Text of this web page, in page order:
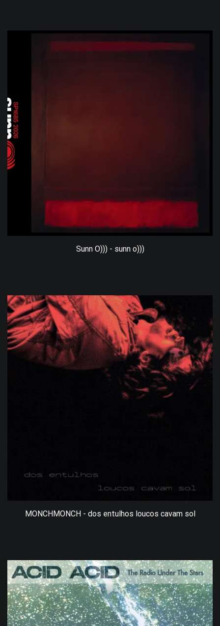
Sunn O))) - sunn o)))
MONCHMONCH - dos entulhos loucos cavam sol